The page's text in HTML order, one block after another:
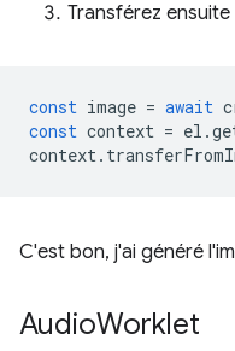
Transférez ensuite
const image = await
const context = el .
context.
C'est bon, j'ai généré
AudioWorklet